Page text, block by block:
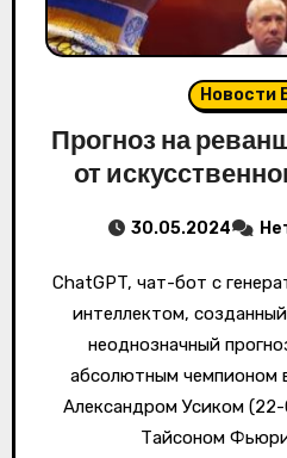
Новости
Прогноз на
от
30.05.2024
ChatGPT, чат-бот с генеративным искусственным
интеллектом,
неоднозначный
абсолютным чемпионом
Александром Усиком
Тайсоном